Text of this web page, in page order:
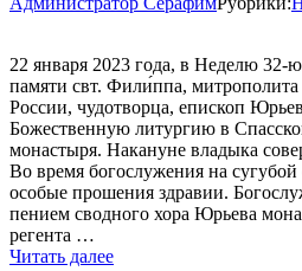
Михаило-
монастыре
22 января 2023 года, в Неделю 32-
памяти свт. Фили́ппа, митрополита
России, чудотворца, епископ
Божественную литургию в
монастыря. Накануне владыка
Во время богослужения на сугубой
особые прошения здравии.
пением сводного хора Юрьева
регента …
Читать далееЕпископ